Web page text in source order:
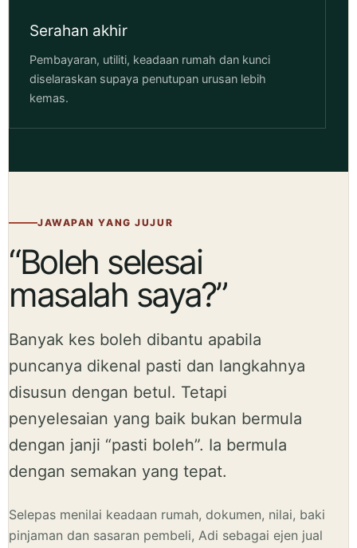
Serahan akhir
Pembayaran, utiliti, keadaan rumah dan kunci
diselaraskan supaya penutupan urusan lebih
kemas.
JAWAPAN YANG JUJUR
“Boleh selesai
masalah saya?”
Banyak kes boleh dibantu apabila
puncanya dikenal pasti dan langkahnya
disusun dengan betul. Tetapi
penyelesaian yang baik bukan bermula
dengan janji “pasti boleh”. Ia bermula
dengan semakan yang tepat.
Selepas menilai keadaan rumah, dokumen, nilai, baki
pinjaman dan sasaran pembeli, Adi sebagai ejen jual